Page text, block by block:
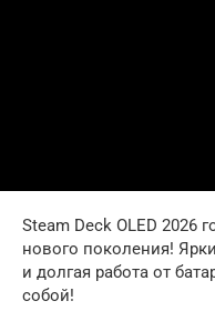
Steam Deck OLED 2026
нового поколения!
и долгая работа от
собой!